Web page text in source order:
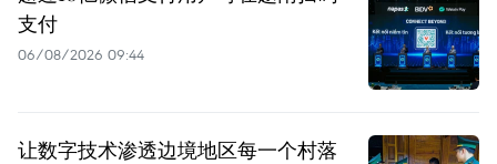
支付
06/08/2026 09:44
让数字技术渗透边境地区每一个村落